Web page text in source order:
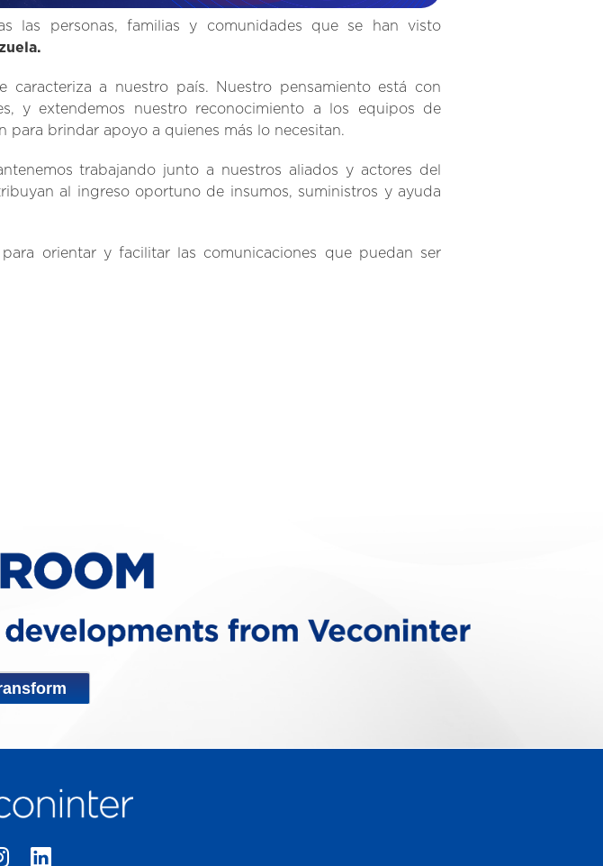
las personas, familias y comunidades que se han visto
a nuestro país. Nuestro pensamiento está con
y extendemos nuestro reconocimiento a los equipos de
para brindar apoyo a quienes más lo necesitan.
trabajando junto a nuestros aliados y actores del
al ingreso oportuno de insumos, suministros y ayuda
orientar y facilitar las comunicaciones que puedan ser